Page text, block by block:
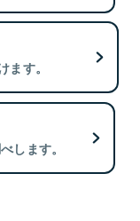
す。
します。